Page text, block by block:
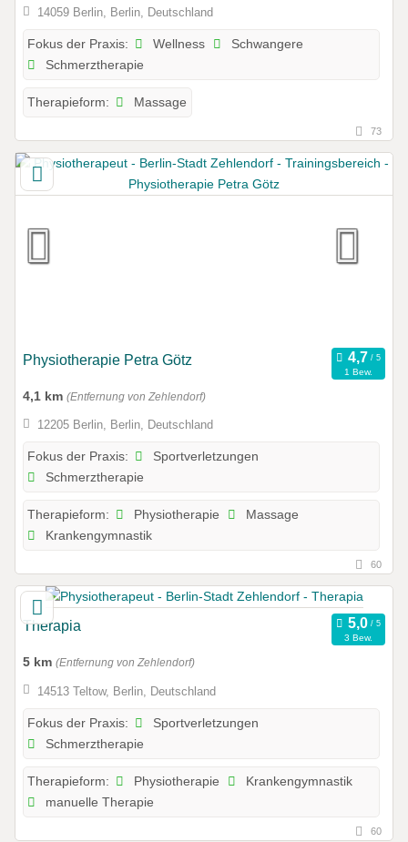
14059 Berlin, Berlin, Deutschland
Fokus der Praxis: Wellness
Schwangere
Schmerztherapie
Therapieform: Massage
73
Physiotherapie Petra Götz
1 Bew.
4,1 km (Entfernung von Zehlendorf)
12205 Berlin, Berlin, Deutschland
Fokus der Praxis:
Sportverletzungen
Schmerztherapie
Therapieform: Physiotherapie
Massage
Krankengymnastik
60
Therapia
3 Bew.
5 km (Entfernung von Zehlendorf)
14513 Teltow, Berlin, Deutschland
Fokus der Praxis:
Sportverletzungen
Schmerztherapie
Therapieform: Physiotherapie
Krankengymnastik
manuelle Therapie
60